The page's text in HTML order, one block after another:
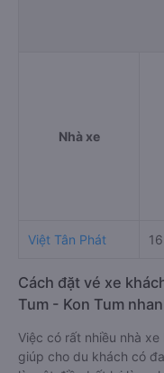
Nhà xe
Việt Tân Phát
Cách đặt vé xe
Tum - Kon Tum
Việc có rất nhiều nhà xe
giúp cho du khách có